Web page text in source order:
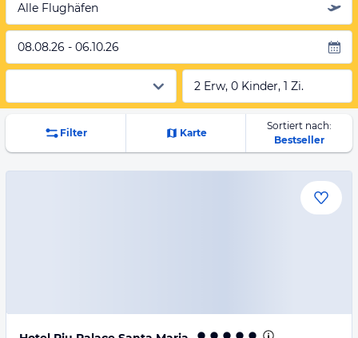
Alle Flughäfen
08.08.26 - 06.10.26
2 Erw, 0 Kinder, 1 Zi.
Filter Karte
Sortiert nach:
Bestseller